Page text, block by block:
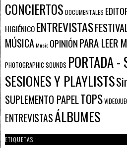
CONCIERTOS DOCUMENTALES
HIGIÉNICOENTREVISTAS
MÚSICAMusic OPINIÓNPARA LEER
PHOTOGRAPHIC SOUNDS PORTADA -
SESIONES Y PLAYLISTS
SUPLEMENTO PAPELTOPS
ENTREVISTASÁLBUMES
ETIQUETAS